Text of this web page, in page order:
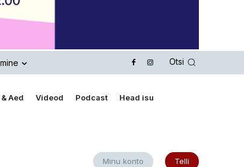
Otsi
Aed Videod Podcast Head isu
Minu konto Telli